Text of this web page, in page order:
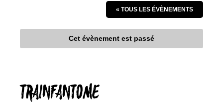
« TOUS LES ÉVÈNEMENTS
Cet évènement est passé
TRAINFANTOME